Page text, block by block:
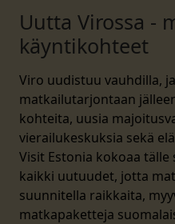
Uutta Virossa -
käyntikohteet
Viro uudistuu vauhdilla,
matkailutarjontaan
kohteita, uusia
vierailukeskuksia sekä
Visit Estonia kokoaa
kaikki uutuudet, jotta
suunnitella raikkaita,
matkapaketteja